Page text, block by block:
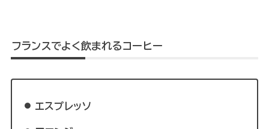
フランスでよく飲まれるコーヒー
エスプレッソ